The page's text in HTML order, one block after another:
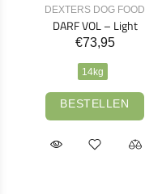
DEXTERS DOG FOOD
DARF VOL – Light
€73,95
14kg
BESTELLEN